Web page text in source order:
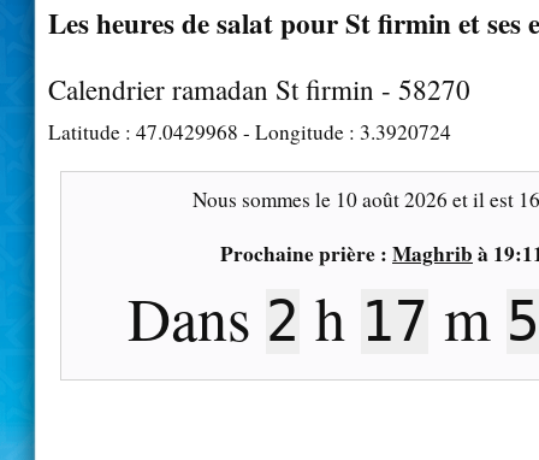
Les heures de salat pour St firmin et ses
Calendrier ramadan St firmin - 58270
Latitude : 47.0429968 - Longitude : 3.3920724
Nous sommes le 10 août 2026 et il est
Prochaine prière : Maghrib à
Dans 2 h 17 m